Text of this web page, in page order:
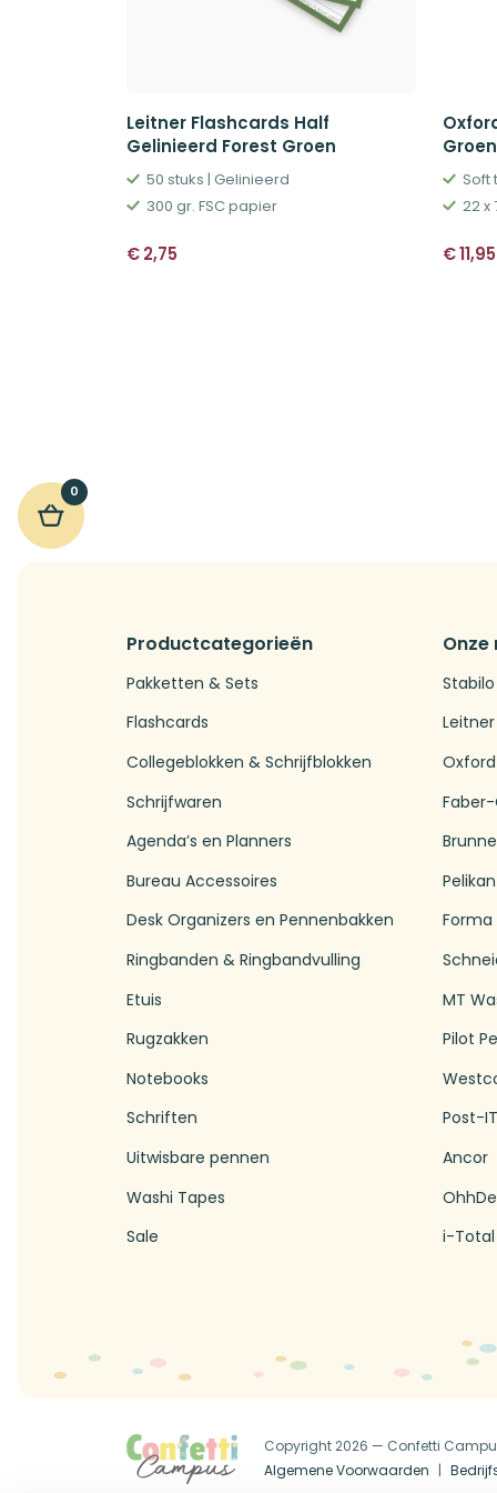
Leitner Flashcards Half
Gelinieerd Forest Groen
50 stuks | Gelinieerd
300 gr. FSC papier
€2,75
Groen
Soft
22 x
€11,95
0
Productcategorieën
Pakketten & Sets
Flashcards
Collegeblokken & Schrijfblokken
Schrijfwaren
Agenda’s en Planners
Bureau Accessoires
Desk Organizers en Pennenbakken
Ringbanden & Ringbandvulling
Etuis
Rugzakken
Notebooks
Schriften
Uitwisbare pennen
Washi Tapes
Sale
Onze
Stabilo
Oxford
Pelikan
Forma
MT
Pilot
Post-IT
Ancor
i-Total
Copyright 2026 — Confetti
Algemene Voorwaarden